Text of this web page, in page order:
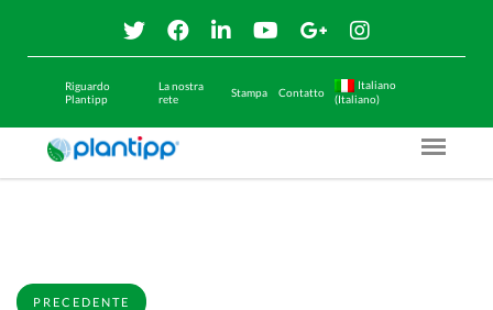
Riguardo
Plantipp
La nostra
rete
Stampa Contatto
Italiano
(Italiano)
Menu
PRECEDENTE